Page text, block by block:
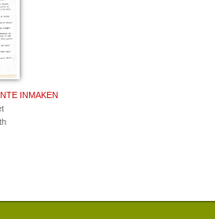
INMAKEN